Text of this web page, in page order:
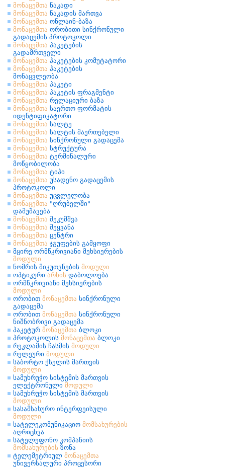
მონაცემთა ნაკადი
მონაცემთა ნაკადის მართვა
მონაცემთა ონლაინ-ბაზა
მონაცემთა ორობითი სინქრონული
გადაცემის პროტოკოლი
მონაცემთა პაკეტების
გადამრთველი
მონაცემთა პაკეტების კომუტატორი
მონაცემთა პაკეტების
მონაცვლეობა
მონაცემთა პაკეტი
მონაცემთა პაკეტის ფრაგმენტი
მონაცემთა რელაციური ბაზა
მონაცემთა საერთო ფორმატის
იდენტიფიკატორი
მონაცემთა სალტე
მონაცემთა სალტის მაერთებელი
მონაცემთა სინქრონული გადაცემა
მონაცემთა სტრუქტურა
მონაცემთა ტერმინალური
მოწყობილობა
მონაცემთა ტიპი
მონაცემთა უსადენო გადაცემის
პროტოკოლი
მონაცემთა უცვლელობა
მონაცემთა "ღრუბელში"
დამუშავება
მონაცემთა შეკუმშვა
მონაცემთა შეყვანა
მონაცემთა ცენტრი
მონაცემთა ჯგუფების გამყოფი
მცირე ორმწკრივიანი მეხსიერების
მოდული
ნომრის მიკუთვნების მოდული
ოპტიკური არხის დაბოლოება
ორმწკრივიანი მეხსიერების
მოდული
ორობით მონაცემთა სინქრონული
გადაცემა
ორობით მონაცემთა სინქრონული
ნიშნობრივი გადაცემა
პაკეტურ მონაცემთა ბლოკი
პროტოკოლის მონაცემთა ბლოკი
რეკლამის ჩასმის მოდული
რელეური მოდული
საბორტო ქსელის მართვის
მოდული
სამუხრუჭო სისტემის მართვის
ელექტრონული მოდული
სამუხრუჭო სისტემის მართვის
მოდული
სასამსახურო ინტერფეისული
მოდული
სატელეკომუნიკაციო მომსახურების
აღრიცხვა
სატელეფონო კომპანიის
მომსახურების ზონა
ტელემეტრიულ მონაცემთა
უნივერსალური პროცესორი